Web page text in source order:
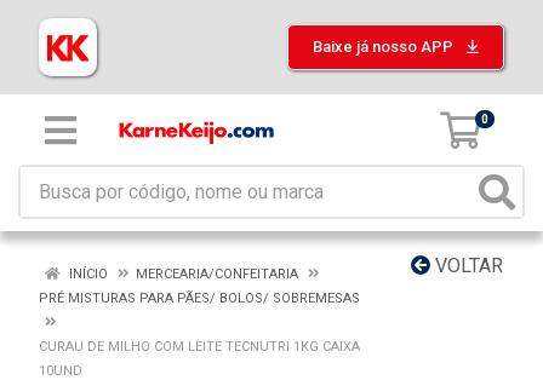
Baixe já nosso APP
0
VOLTAR
INÍCIO
MERCEARIA/CONFEITARIA
PRÉ MISTURAS PARA PÃES/ BOLOS/ SOBREMESAS
CURAU DE MILHO COM LEITE TECNUTRI 1KG CAIXA
10UND